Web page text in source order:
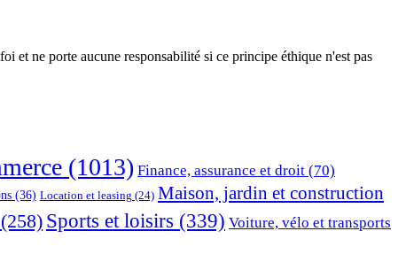
et ne porte aucune responsabilité si ce principe éthique n'est pas
(1013) Finance, assurance et droit (70)
(36) Location et leasing (24) Maison, jardin et construction
(258) Sports et loisirs (339) Voiture, vélo et transports